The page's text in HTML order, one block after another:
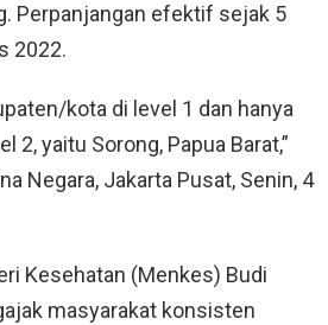
Perpanjangan efektif sejak 5
2022.
kota di level 1 dan hanya
2, yaitu Sorong, Papua Barat,”
Negara, Jakarta Pusat, Senin, 4
Kesehatan (Menkes) Budi
masyarakat konsisten